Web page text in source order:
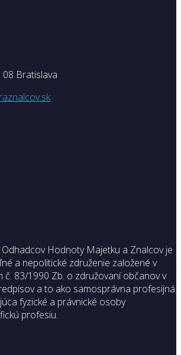
Bratislava
Hodnoty Majetku a Znalcov je
a nepolitické združenie založené v
č. 83/1990 Zb. o združovaní občanov v
a to ako samosprávna profesijná
fyzické a právnické osoby
profesiu.